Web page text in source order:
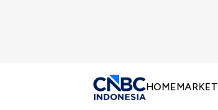
HOMEMARKET